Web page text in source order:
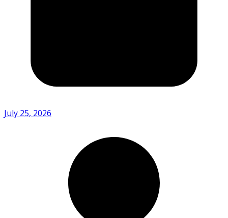
July 25, 2026